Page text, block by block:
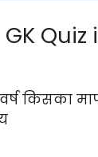
Quiz
किसका